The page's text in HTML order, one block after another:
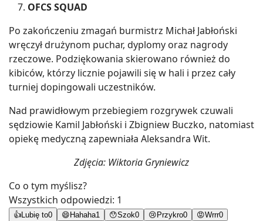
OFCS SQUAD
Po zakończeniu zmagań burmistrz Michał Jabłoński
wręczył drużynom puchar, dyplomy oraz nagrody
rzeczowe. Podziękowania skierowano również do
kibiców, którzy licznie pojawili się w hali i przez cały
turniej dopingowali uczestników.
Nad prawidłowym przebiegiem rozgrywek czuwali
sędziowie Kamil Jabłoński i Zbigniew Buczko, natomiast
opiekę medyczną zapewniała Aleksandra Wit.
Zdjęcia: Wiktoria Gryniewicz
Co o tym myślisz?
Wszystkich odpowiedzi: 1
👍Lubię to0 😄Hahaha1 😯Szok0 😢Przykro0 😡Wrrr0